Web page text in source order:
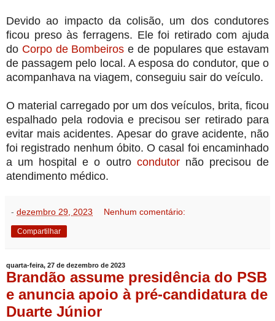
Devido ao impacto da colisão, um dos condutores
ficou preso às ferragens. Ele foi retirado com ajuda
do Corpo de Bombeiros e de populares que estavam
de passagem pelo local. A esposa do condutor, que o
acompanhava na viagem, conseguiu sair do veículo.
O material carregado por um dos veículos, brita, ficou
espalhado pela rodovia e precisou ser retirado para
evitar mais acidentes. Apesar do grave acidente, não
foi registrado nenhum óbito. O casal foi encaminhado
a um hospital e o outro condutornão precisou de
atendimento médico.
- dezembro 29, 2023 Nenhum comentário:
Compartilhar
quarta-feira, 27 de dezembro de 2023
Brandão assume presidência do PSB
e anuncia apoio à pré-candidatura de
Duarte Júnior